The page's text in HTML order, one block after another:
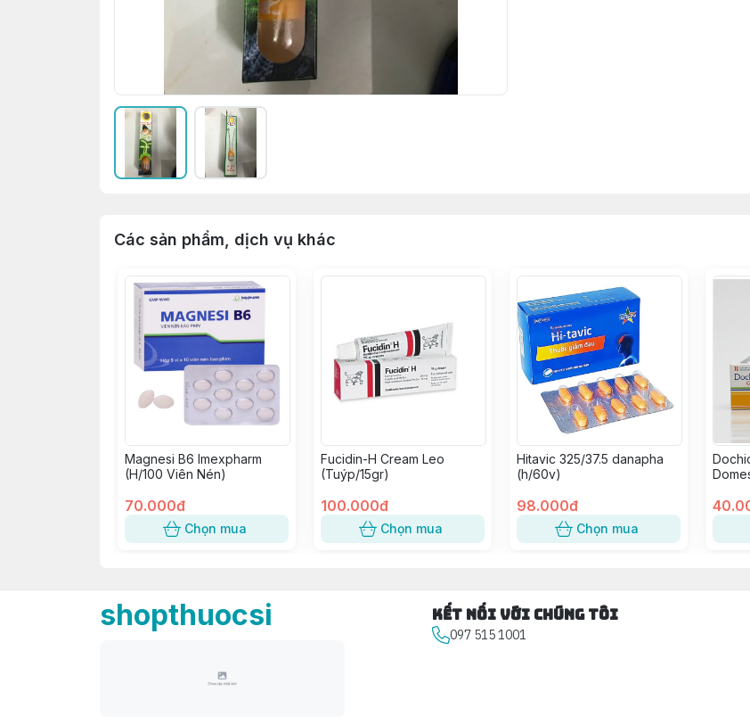
Các sản phẩm, dịch vụ khác
Magnesi B6 Imexpharm
(H/100 Viên Nén)
70.000đ
Chọn mua
Fucidin-H Cream Leo
(Tuýp/15gr)
100.000đ
Chọn mua
Hitavic 325/37.5 danapha
(h/60v)
98.000đ
Chọn mua
shopthuocsi Kết nối với chúng tôi
097 515 1001